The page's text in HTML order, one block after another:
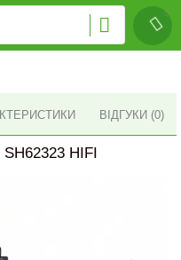
ВІДГУКИ (0)
SH62323 HIFI